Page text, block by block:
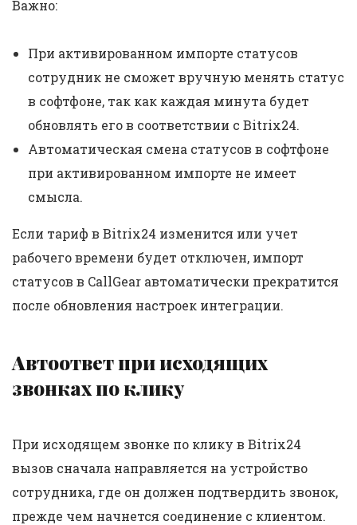
Важно:
При активированном импорте статусов
сотрудник не сможет вручную менять статус
в софтфоне, так как каждая минута будет
обновлять его в соответствии с Bitrix24.
Автоматическая смена статусов в софтфоне
при активированном импорте не имеет
смысла.
Если тариф в Bitrix24 изменится или учет
рабочего времени будет отключен, импорт
статусов в CallGear автоматически прекратится
после обновления настроек интеграции.
Автоответ при исходящих
звонках по клику
При исходящем звонке по клику в Bitrix24
вызов сначала направляется на устройство
сотрудника, где он должен подтвердить звонок,
прежде чем начнется соединение с клиентом.